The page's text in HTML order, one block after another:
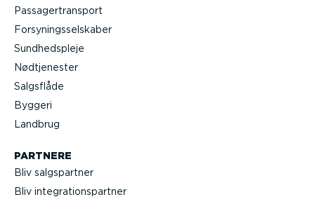
Passa­ger­transport
Forsy­nings­sel­skaber
Sundheds­pleje
Nødtje­nester
Salgsflåde
Byggeri
Landbrug
PARTNERE
Bliv salgs­partner
Bliv integra­tions­partner